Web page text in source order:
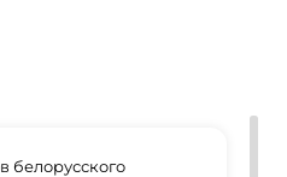
белорусского